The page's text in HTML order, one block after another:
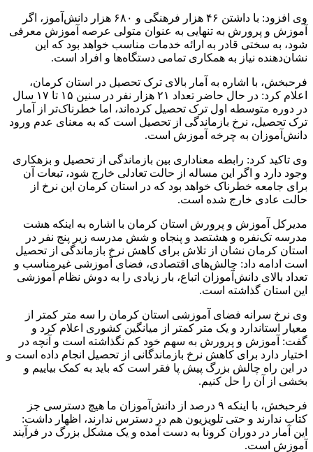
وی افزود: با داشتن ۴۶ هزار فرهنگی و ۶۸۰ هزار دانش‌آموز، اگر
آموزش و پرورش به تنهایی به عنوان متولی عرصه آموزش معرفی
شود، به سختی قادر به ارائه خدمات مناسب خواهد بود که این
نشان‌دهنده نیاز به همکاری تمامی دستگاه‌ها و افراد است.
فرحبخش، با اشاره به آمار بالای ترک تحصیل در استان کرمان،
اعلام کرد: در حال حاضر تعداد ۲۱ هزار نفر در سنین ۱۵ تا ۱۷ سال
در دوره متوسطه اول ترک تحصیل کرده‌اند، اما خطرناک‌تر از آمار
ترک تحصیل، نرخ بازماندگی از تحصیل است که به معنای عدم ورود
دانش‌آموزان به چرخه آموزش است.
وی تاکید کرد: رابطه معناداری بین بازماندگی از تحصیل و بزهکاری
وجود دارد و اگر این مساله از حالت تعادلی خارج شود، تبعات آن
برای جامعه خطرناک خواهد بود که در استان کرمان این نرخ از
حالت عادی خارج شده است.
مدیرکل آموزش و پرورش استان کرمان با اشاره به اینکه هشت
مدرسه تک‌نفره و هشتصد و پنجاه و شش مدرسه زیر پنج نفر در
استان کرمان نشان از تلاش برای کاهش نرخ بازماندگی از تحصیل
است ادامه داد: چالش‌های اقتصادی، فضای آموزشی غیرمناسب و
تعداد بالای دانش‌آموزان اتباع، بار زیادی را به دوش نظام آموزشی
این استان گذاشته است.
وی نرخ سرانه فضای آموزشی استان کرمان را سه متر کمتر از
معیار استاندارد و یک متر کمتر از میانگین کشوری اعلام کرد و
گفت: آموزش و پرورش به سهم خود کم نگذاشته است و آنچه در
اختیار دارد برای کاهش نرخ بازماندگانی از تحصیل انجام داده است و
در این راه چالش بزرگ پیش پا فقر است که باید به کمک بیاییم و
بخشی از آن را حل کنیم.
فرحبخش، با اینکه ۹ درصد از دانش‌آموزان ما هیچ دسترسی جز
کتاب ندارند و حتی تلویزیون هم در دسترس ندارند، اظهار داشت:
این آمار در دوران کرونا به دست آمده و یک مشکل بزرگ در فرآیند
آموزش است.